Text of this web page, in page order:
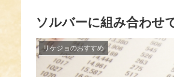
ソルバーに組み合わせ
リケジョのおすすめ